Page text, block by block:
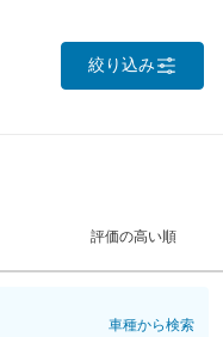
絞り込み
評価の高い順
車種から検索